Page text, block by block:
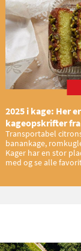
2025 i kage: Her
kageopskrifter
Transportabel
banankage,
Kager har en stor
med og se alle